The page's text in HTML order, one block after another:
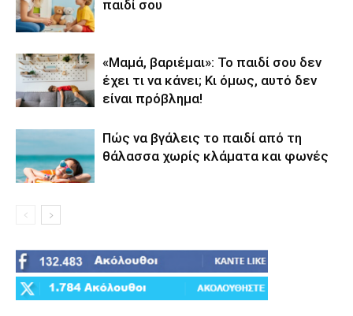
παιδί σου
«Μαμά, βαριέμαι»: Το παιδί σου δεν
έχει τι να κάνει; Κι όμως, αυτό δεν
είναι πρόβλημα!
Πώς να βγάλεις το παιδί από τη
θάλασσα χωρίς κλάματα και φωνές